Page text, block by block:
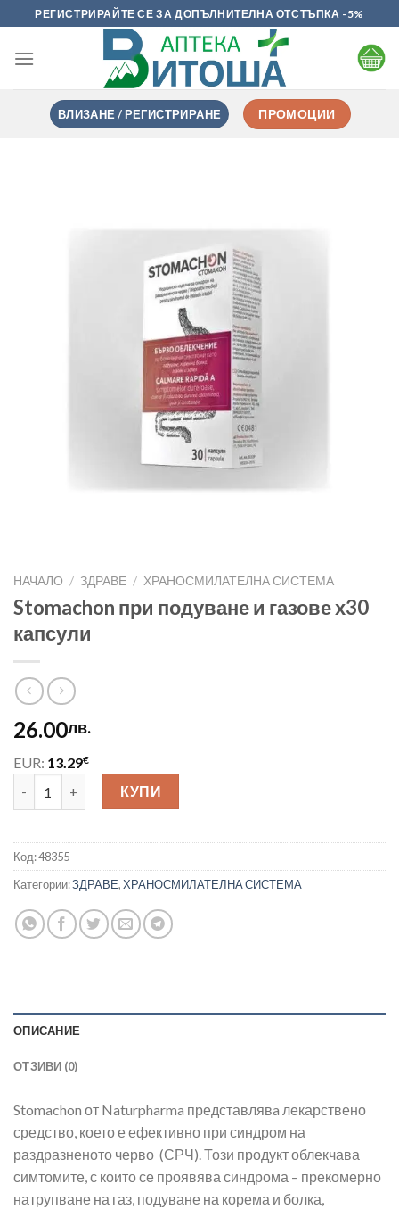
to
content
РЕГИСТРИРАЙТЕ СЕ ЗА ДОПЪЛНИТЕЛНА ОТСТЪПКА -5%
ВЛИЗАНЕ / РЕГИСТРИРАНЕ ПРОМОЦИИ
НАЧАЛО / ЗДРАВЕ / ХРАНОСМИЛАТЕЛНА СИСТЕМА
Stomachon при подуване и газове х30
капсули
26.00лв.
EUR: 13.29€
количество за Stomachon при подуване и газове х30 капсули
КУПИ
Код:48355
Категории:ЗДРАВЕ,ХРАНОСМИЛАТЕЛНА СИСТЕМА
ОПИСАНИЕ
ОТЗИВИ (0)
Stomachon от Naturpharma представлявa лекарствено
средство, което е ефективно при синдром на
раздразненото черво (СРЧ). Този продукт облекчава
симтомите, с които се проявява синдрома – прекомерно
натрупване на газ, подуване на корема и болка,